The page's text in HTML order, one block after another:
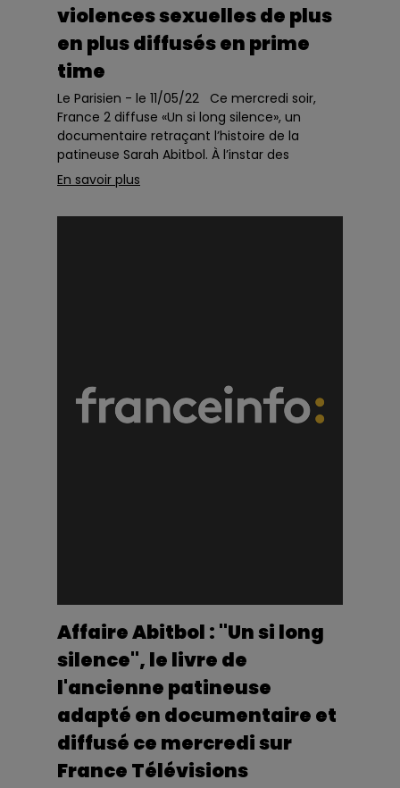
violences sexuelles de plus
en plus diffusés en prime
time
Le Parisien - le 11/05/22 Ce mercredi soir,
France 2 diffuse «Un si long silence», un
documentaire retraçant l’histoire de la
patineuse Sarah Abitbol. À l’instar des
téléfilms consacrés à Isabelle Demongeot et
En savoir plus
Affaire Abitbol : "Un si long
silence", le livre de
l'ancienne patineuse
adapté en documentaire et
diffusé ce mercredi sur
France Télévisions